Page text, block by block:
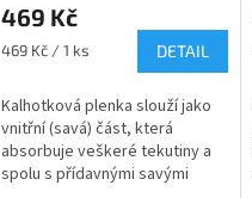
469 Kč
Měrná
469 Kč / 1 ks DETAIL
Kalhotková plenka slouží jako
vnitřní (savá) část, která
absorbuje veškeré tekutiny a
spolu s přídavnými savými